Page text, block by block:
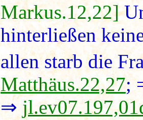
Markus.12,22]
hinterließen
allen starb die
Matthäus.22,27;
⇒